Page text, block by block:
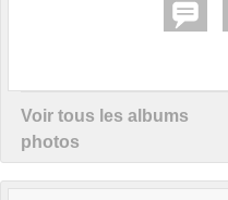
Voir tous les albums
photos